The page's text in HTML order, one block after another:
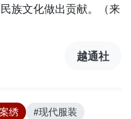
族文化做出贡献。（来
越通社
绣
#现代服装